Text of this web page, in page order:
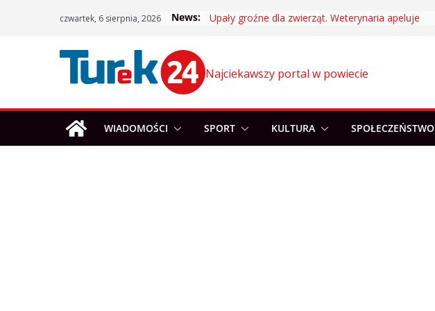
czwartek, 6 sierpnia, 2026 News: Upały groźne dla zwierząt. Weterynaria apeluje
Najciekawszy portal w powiecie
WIADOMOŚCI SPORT KULTURA SPOŁECZEŃSTWO